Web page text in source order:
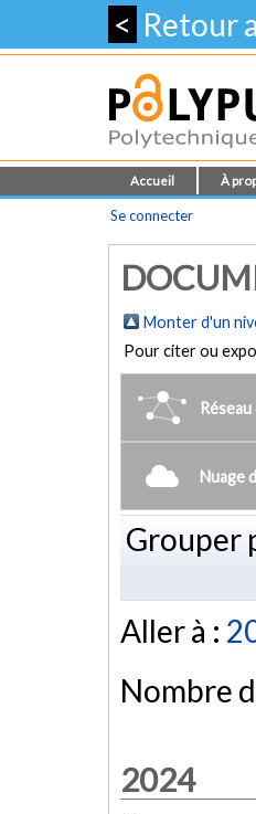
< Retour
Accueil À
Se connecter
Monter d'un
Pour citer ou
Nuage
Grouper
Aller à :
Nombre
2024